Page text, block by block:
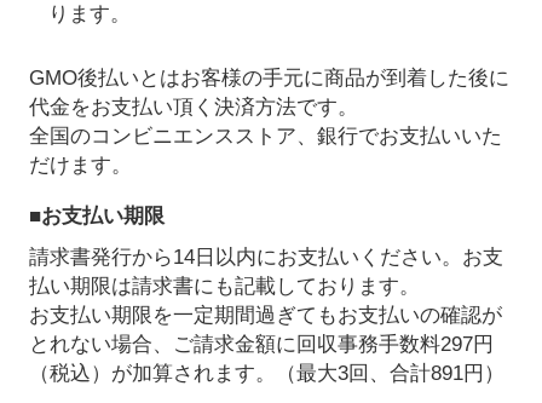
ります。
GMO後払いとはお客様の手元に商品が到着した後に
代金をお支払い頂く決済方法です。
全国のコンビニエンスストア、銀行でお支払いいた
だけます。
■お支払い期限
請求書発行から14日以内にお支払いください。お支
払い期限は請求書にも記載しております。
お支払い期限を一定期間過ぎてもお支払いの確認が
とれない場合、ご請求金額に回収事務手数料297円
（税込）が加算されます。（最大3回、合計891円）